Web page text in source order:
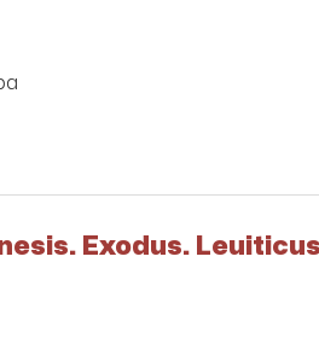
Exodus.